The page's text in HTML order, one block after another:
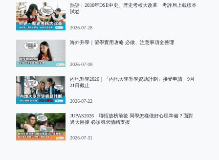
熱話︱2030年DSE中史、歷史考核大改革 考評局上載樣本
試卷
2026-07-28
海外升學｜留學實用攻略 必做、注意事項全整理
2026-07-09
內地升學2026｜「內地大學升學資助計劃」接受申請 9月
21日截止
2026-07-22
JUPAS2026︱聯招放榜前後 同學怎樣做好心理準備？面對
過大困擾 必須尋求情緒支援
2026-07-31